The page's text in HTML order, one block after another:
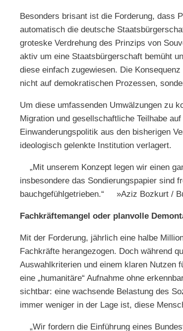
Besonders brisant ist die Forderung, dass
automatisch die deutsche
groteske Verdrehung des Prinzips von
aktiv um eine Staatsbürgerschaft bemüht
diese einfach zugewiesen. Die
nicht auf demokratischen Prozessen,
Um diese umfassenden Umwälzungen zu
Migration und gesellschaftliche Teilhabe
Einwanderungspolitik aus den bisherigen
ideologisch gelenkte Institution verlagert.
„Mit unserem Konzept legen wir einen
insbesondere das Sondierungspapier sind
bauchgefühlgetrieben.“ »Aziz Bozkurt /
Fachkräftemangel oder planvolle
Mit der Forderung, jährlich eine halbe
Fachkräfte herangezogen. Doch während
Auswahlkriterien und einem klaren Nutzen
eine „humanitäre“ Aufnahme ohne
sichtbar: eine wachsende Belastung des
immer weniger in der Lage ist, diese
„Wir fordern die Einführung eines